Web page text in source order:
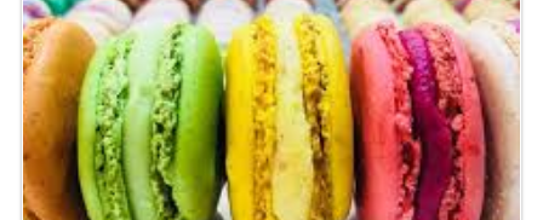
CUISINIÈRE 900 GAZ
CUISINIÈRE 600 ÉLECTRIQUE
CUISINIÈRE 700 ÉLECTRIQUE
CUISINIÈRE 900 ÉLECTRIQUE